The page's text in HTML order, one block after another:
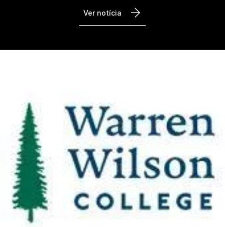
Ver notícia